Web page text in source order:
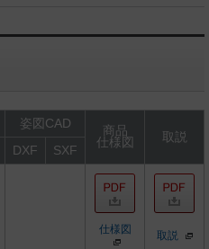
姿図CAD
商品
仕様図
取説
DXF SXF
仕様図 取説